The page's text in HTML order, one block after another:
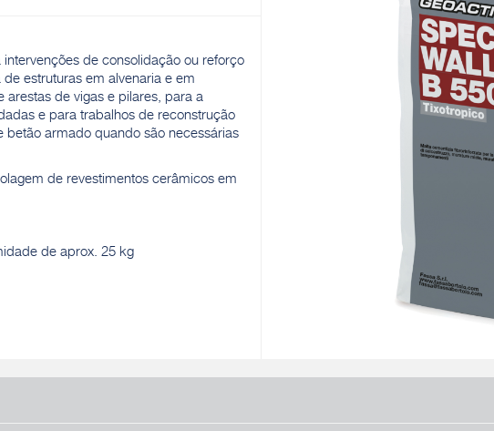
de consolidação ou reforço
estruturas em alvenaria e em
arestas de vigas e pilares, para a
e para trabalhos de reconstrução
armado quando são necessárias
de revestimentos cerâmicos em
de aprox. 25 kg